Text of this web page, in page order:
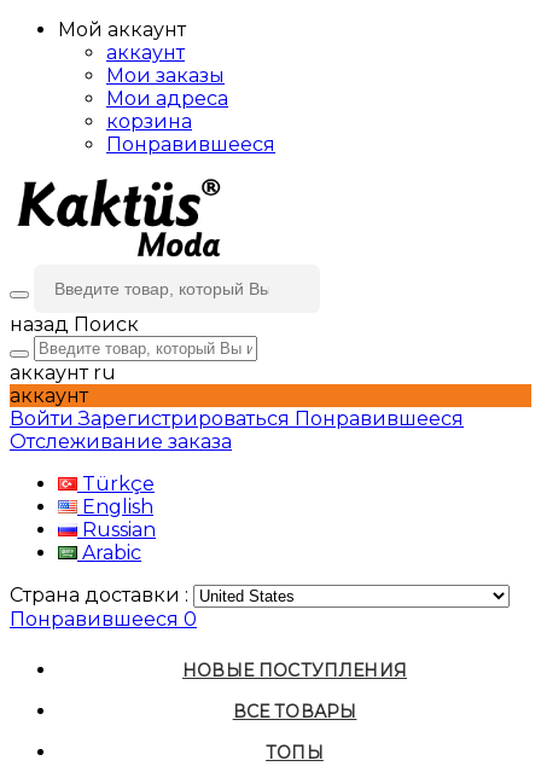
Мой аккаунт
аккаунт
Мои заказы
Мои адреса
корзина
Понравившееся
назад Поиск
аккаунт ru
аккаунт
ВойтиЗарегистрироваться Понравившееся
Отслеживание заказа
Türkçe
English
Russian
Arabic
Страна доставки :
Понравившееся 0
НОВЫЕ ПОСТУПЛЕНИЯ
ВСЕ ТОВАРЫ
ТОПЫ